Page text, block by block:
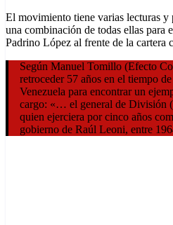
El movimiento tiene varias lecturas y
una combinación de todas ellas para
Padrino López al frente de la cartera
Según Manuel Tomillo (Efecto
retroceder 57 años en el tiempo
Venezuela para encontrar un
cargo: «… el general de División
quien ejerciera por cinco años
gobierno de Raúl Leoni, entre